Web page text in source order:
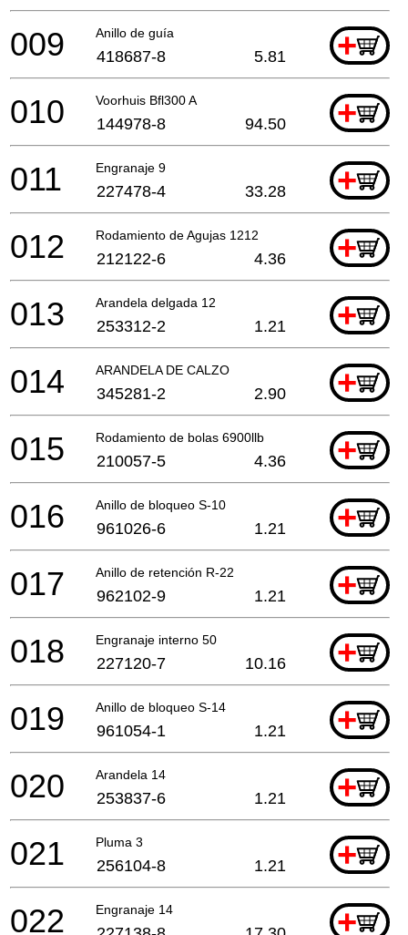
Anillo de guía +
009 418687-8 5.81
Voorhuis Bfl300 A +
010 144978-8 94.50
Engranaje 9 +
011 227478-4 33.28
Rodamiento de Agujas 1212 +
012 212122-6 4.36
Arandela delgada 12 +
013 253312-2 1.21
ARANDELA DE CALZO +
014 345281-2 2.90
Rodamiento de bolas 6900llb +
015 210057-5 4.36
Anillo de bloqueo S-10 +
016 961026-6 1.21
Anillo de retención R-22 +
017 962102-9 1.21
Engranaje interno 50 +
018 227120-7 10.16
Anillo de bloqueo S-14 +
019 961054-1 1.21
Arandela 14 +
020 253837-6 1.21
Pluma 3 +
021 256104-8 1.21
Engranaje 14 +
022